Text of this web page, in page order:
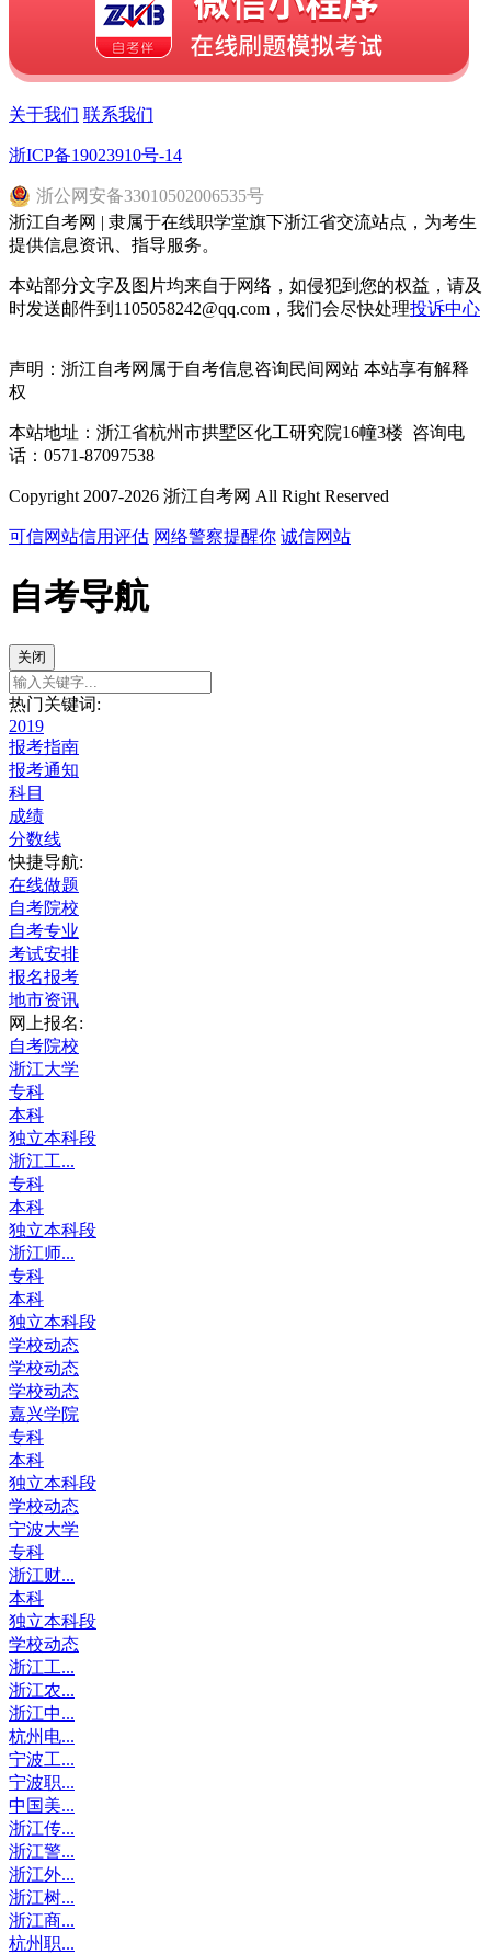
关于我们 联系我们
浙ICP备19023910号-14
浙公网安备33010502006535号
浙江自考网 | 隶属于在线职学堂旗下浙江省交流站点，为考生
提供信息资讯、指导服务。
本站部分文字及图片均来自于网络，如侵犯到您的权益，请及
时发送邮件到1105058242@qq.com，我们会尽快处理投诉中心
声明：浙江自考网属于自考信息咨询民间网站 本站享有解释
权
本站地址：浙江省杭州市拱墅区化工研究院16幢3楼 咨询电
话：0571-87097538
Copyright 2007-2026 浙江自考网 All Right Reserved
可信网站信用评估 网络警察提醒你 诚信网站
自考导航
关闭
热门关键词:
2019
报考指南
报考通知
科目
成绩
分数线
快捷导航:
在线做题
自考院校
自考专业
考试安排
报名报考
地市资讯
网上报名:
自考院校
浙江大学
专科
本科
独立本科段
浙江工...
专科
本科
独立本科段
浙江师...
专科
本科
独立本科段
学校动态
学校动态
学校动态
嘉兴学院
专科
本科
独立本科段
学校动态
宁波大学
专科
浙江财...
本科
独立本科段
学校动态
浙江工...
浙江农...
浙江中...
杭州电...
宁波工...
宁波职...
中国美...
浙江传...
浙江警...
浙江外...
浙江树...
浙江商...
杭州职...